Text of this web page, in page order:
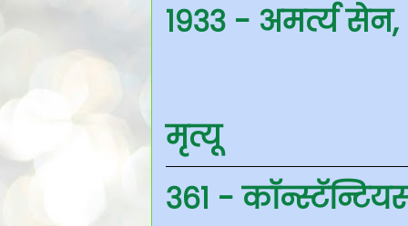
१९३३ - अमर्त्य सेन,
मृत्यू
३६१ -